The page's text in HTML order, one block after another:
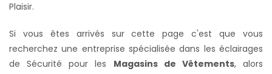
Plaisir.
Si vous êtes arrivés sur cette page c'est que vous
recherchez une entreprise spécialisée dans les éclairages
de Sécurité pour les Magasins de Vêtements, alors